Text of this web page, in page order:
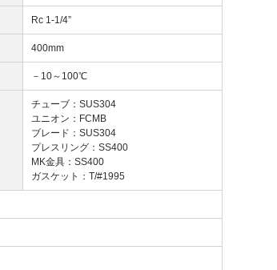
Rc 1-1/4”
400mm
－10～100℃
チューブ：SUS304
ユニオン：FCMB
ブレード：SUS304
プレスリング：SS400
MK金具：SS400
ガスケット：T/#1995